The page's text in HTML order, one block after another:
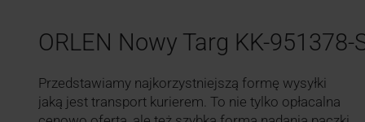
ORLEN Nowy Targ KK-951378-
Przedstawiamy najkorzystniejszą formę wysyłki
jaką jest transport kurierem. To nie tylko opłacalna